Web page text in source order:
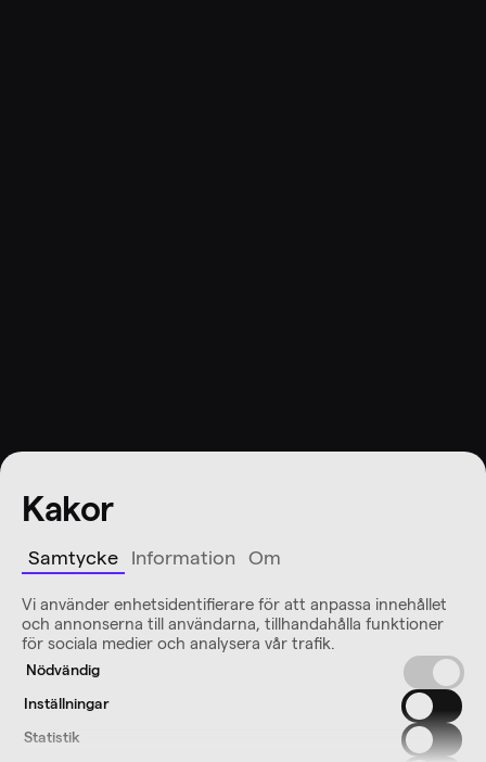
Kakor
Samtycke Information Om
Vi använder enhetsidentifierare för att anpassa innehållet
och annonserna till användarna, tillhandahålla funktioner
för sociala medier och analysera vår trafik.
Nödvändig
Inställningar
Statistik